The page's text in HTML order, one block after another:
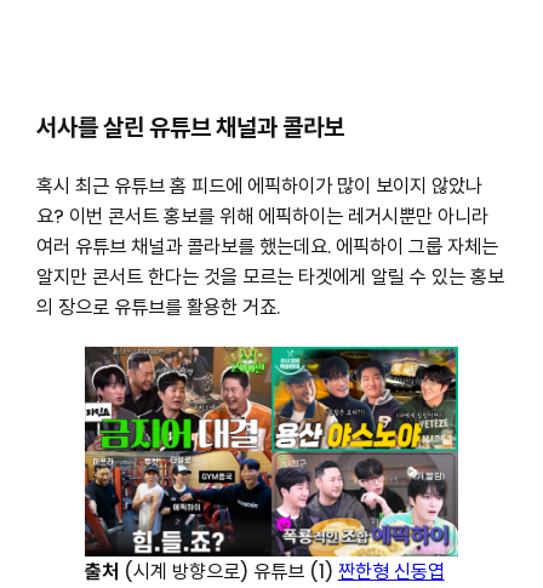
서사를 살린 유튜브 채널과 콜라보
혹시 최근 유튜브 홈 피드에 에픽하이가 많이 보이지 않았나
요? 이번 콘서트 홍보를 위해 에픽하이는 레거시뿐만 아니라
여러 유튜브 채널과 콜라보를 했는데요. 에픽하이 그룹 자체는
알지만 콘서트 한다는 것을 모르는 타겟에게 알릴 수 있는 홍보
의 장으로 유튜브를 활용한 거죠.
출처 (시계 방향으로) 유튜브 (1) 짠한형 신동엽